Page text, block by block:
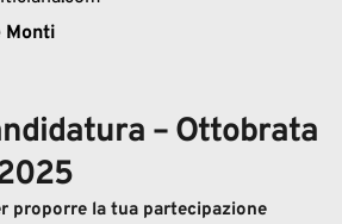
Monti
– Ottobrata
proporre la tua partecipazione